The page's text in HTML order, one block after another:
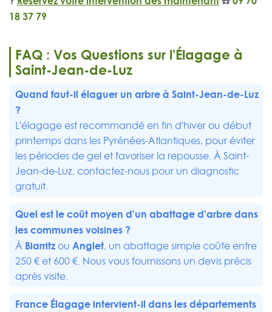
18 37 79
FAQ : Vos Questions sur l'Élagage à
Saint-Jean-de-Luz
Quand faut-il élaguer un arbre à Saint-Jean-de-Luz
?
L'élagage est recommandé en fin d'hiver ou début
printemps dans les Pyrénées-Atlantiques, pour éviter
les périodes de gel et favoriser la repousse. À Saint-
Jean-de-Luz, contactez-nous pour un diagnostic
gratuit.
Quel est le coût moyen d'un abattage d'arbre dans
les communes voisines ?
À Biarritzou Anglet, un abattage simple coûte entre
250 € et 600 €. Nous vous fournissons un devis précis
après visite.
France Élagage intervient-il dans les départements